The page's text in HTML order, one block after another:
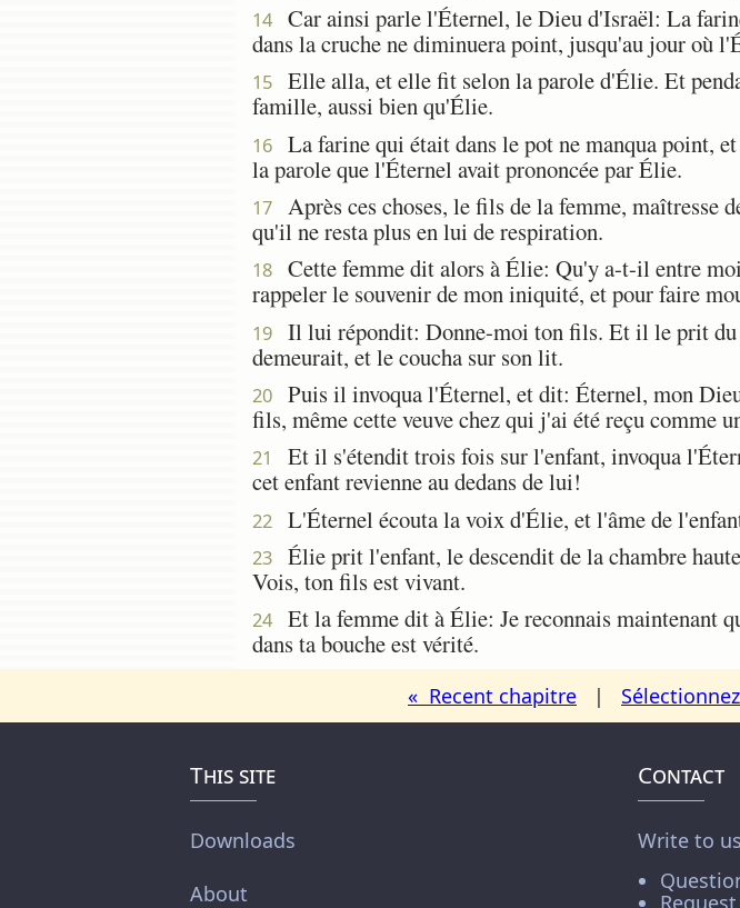
14
Car ainsi parle l'Éternel, le Dieu d'Israël: La
dans la cruche ne diminuera point, jusqu'au jour où
15
Elle alla, et elle fit selon la parole d'Élie. Et
famille, aussi bien qu'Élie.
16
La farine qui était dans le pot ne manqua point,
la parole que l'Éternel avait prononcée par Élie.
17
Après ces choses, le fils de la femme, maîtresse
qu'il ne resta plus en lui de respiration.
18
Cette femme dit alors à Élie: Qu'y a-t-il entre
rappeler le souvenir de mon iniquité, et pour faire
19
Il lui répondit: Donne-moi ton fils. Et il le prit du
demeurait, et le coucha sur son lit.
20
Puis il invoqua l'Éternel, et dit: Éternel, mon
fils, même cette veuve chez qui j'ai été reçu comme
21
Et il s'étendit trois fois sur l'enfant, invoqua
cet enfant revienne au dedans de lui!
22 L'Éternel écouta la voix d'Élie, et l'âme de
23
Élie prit l'enfant, le descendit de la chambre
Vois, ton fils est vivant.
24
Et la femme dit à Élie: Je reconnais maintenant
dans ta bouche est vérité.
« Recent chapitre |
This site
Downloads
About
Contact
Write to us